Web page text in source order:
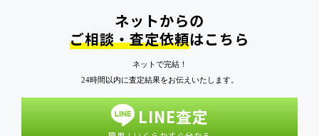
ネットからの
ご相談・査定依頼はこちら
ネットで完結！
24時間以内に査定結果をお伝えいたします。
LINE査定